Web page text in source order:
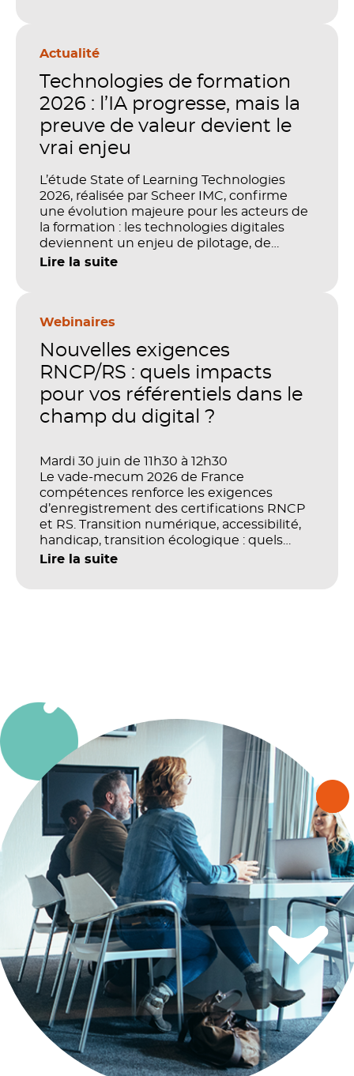
Actualité
Technologies de formation
2026 : l’IA progresse, mais la
preuve de valeur devient le
vrai enjeu
L’étude State of Learning Technologies
2026, réalisée par Scheer IMC, confirme
une évolution majeure pour les acteurs de
la formation : les technologies digitales
deviennent un enjeu de pilotage, de
performance et de preuve de valeur. IA,
stratégique. Mais comment démontrer
investissements sur les compétences, la
productivité et la performance des
Lire la suite
Webinaires
Nouvelles exigences
RNCP/RS : quels impacts
pour vos référentiels dans le
champ du digital ?
Mardi 30 juin de 11h30 à 12h30
Le vade-mecum 2026 de France
compétences renforce les exigences
d’enregistrement des certifications RNCP
et RS. Transition numérique, accessibilité,
handicap, transition écologique : quels
impacts concrets pour les référentiels dans
Lire la suite